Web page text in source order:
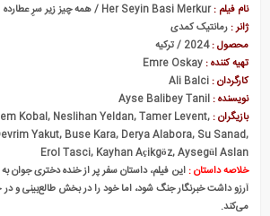
نام فیلم :Her Seyin Basi Merkur / همه چیز زیر سرِ عطارده
ژانر :رمانتیک کمدی
محصول :2024 / ترکیه
تهیه کننده :Emre Oskay
کارگردان :Ali Balci
نویسنده :Ayse Balibey Tanil
بازیگران :Kobal, Neslihan Yeldan, Tamer Levent,
Yakut, Buse Kara, Derya Alabora, Su Sanad,
Erol Tasci, Kayhan Açikgöz, Aysegül Aslan
خلاصه داستان :این فیلم، داستان سفر پر از خنده دختری جوان
آرزو داشت خبرنگار جنگ شود، اما خود را در بخش طالع‌بینی و
می‌کند.